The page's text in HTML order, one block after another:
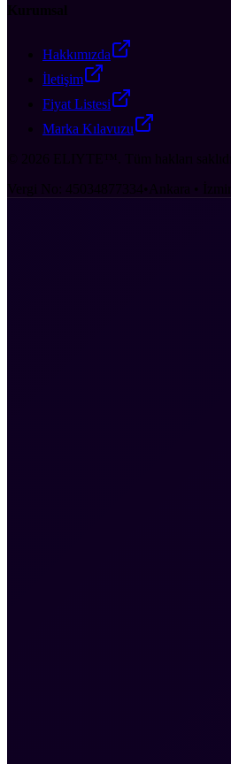
Kurumsal
Hakkımızda
İletişim
Fiyat Listesi
Marka Kılavuzu
©
2026 ELIYTE™. Tüm hakları
Vergi No: 45034877334• Ankara •